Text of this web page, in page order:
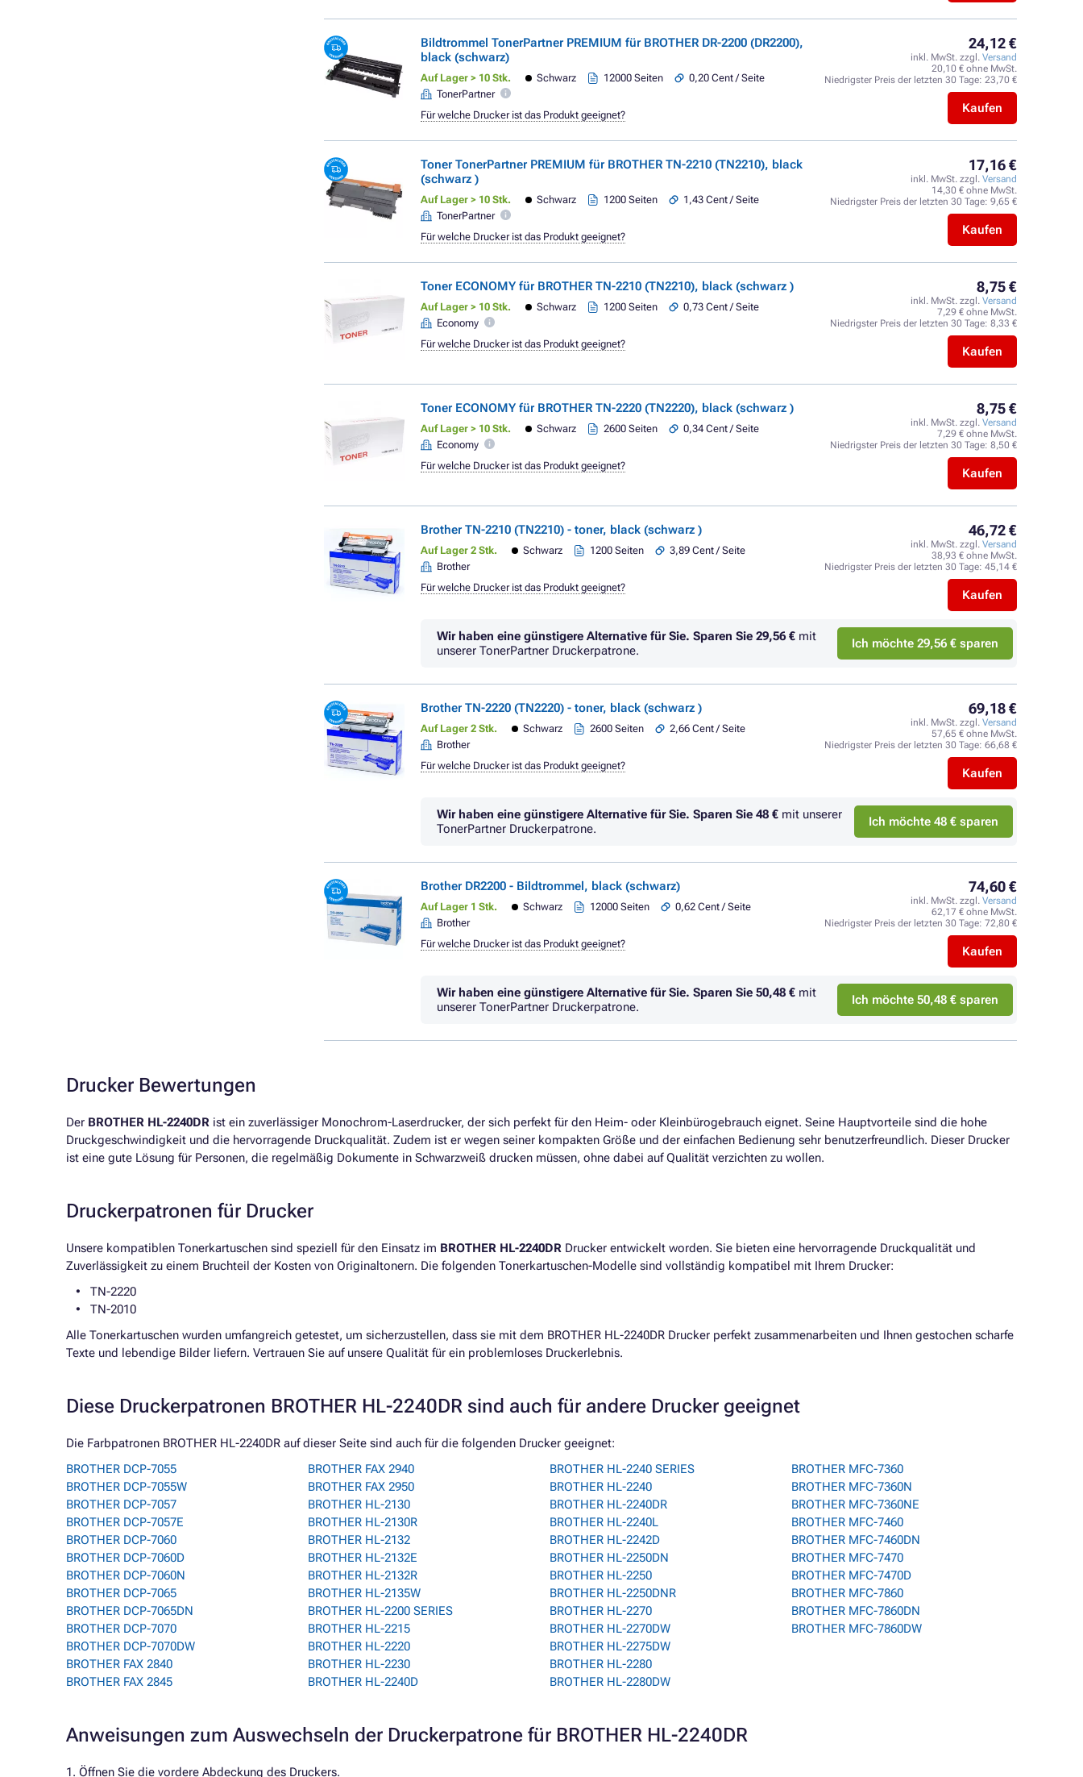
Bildtrommel TonerPartner PREMIUM für BROTHER DR-2200 (DR2200),
black (schwarz)
Auf Lager > 10 Stk. Schwarz 12000 Seiten
0,20 Cent / Seite
TonerPartner
24,12 €
inkl. MwSt. zzgl. Versand
20,10 € ohne MwSt.
Niedrigster Preis der letzten 30 Tage: 23,70 €
Kaufen
Für welche Drucker ist das Produkt geeignet?
Toner TonerPartner PREMIUM für BROTHER TN-2210 (TN2210), black
(schwarz )
Auf Lager > 10 Stk. Schwarz 1200 Seiten
1,43 Cent / Seite
TonerPartner
17,16 €
inkl. MwSt. zzgl. Versand
14,30 € ohne MwSt.
Niedrigster Preis der letzten 30 Tage: 9,65 €
Kaufen
Für welche Drucker ist das Produkt geeignet?
Toner ECONOMY für BROTHER TN-2210 (TN2210), black (schwarz )
Auf Lager > 10 Stk. Schwarz 1200 Seiten
0,73 Cent / Seite
Economy
8,75 €
inkl. MwSt. zzgl. Versand
7,29 € ohne MwSt.
Niedrigster Preis der letzten 30 Tage: 8,33 €
Kaufen
Für welche Drucker ist das Produkt geeignet?
Toner ECONOMY für BROTHER TN-2220 (TN2220), black (schwarz )
Auf Lager > 10 Stk. Schwarz 2600 Seiten
0,34 Cent / Seite
Economy
8,75 €
inkl. MwSt. zzgl. Versand
7,29 € ohne MwSt.
Niedrigster Preis der letzten 30 Tage: 8,50 €
Kaufen
Für welche Drucker ist das Produkt geeignet?
Brother TN-2210 (TN2210) - toner, black (schwarz )
Auf Lager 2 Stk. Schwarz 1200 Seiten
3,89 Cent / Seite
Brother
46,72 €
inkl. MwSt. zzgl. Versand
38,93 € ohne MwSt.
Niedrigster Preis der letzten 30 Tage: 45,14 €
Kaufen
Für welche Drucker ist das Produkt geeignet?
Wir haben eine günstigere Alternative für Sie. Sparen Sie 29,56 € mit
unserer TonerPartner Druckerpatrone.
Ich möchte 29,56 € sparen
Brother TN-2220 (TN2220) - toner, black (schwarz )
Auf Lager 2 Stk. Schwarz 2600 Seiten
2,66 Cent / Seite
Brother
69,18 €
inkl. MwSt. zzgl. Versand
57,65 € ohne MwSt.
Niedrigster Preis der letzten 30 Tage: 66,68 €
Kaufen
Für welche Drucker ist das Produkt geeignet?
Wir haben eine günstigere Alternative für Sie. Sparen Sie 48 € mit unserer
TonerPartner Druckerpatrone.
Ich möchte 48 € sparen
Brother DR2200 - Bildtrommel, black (schwarz)
Auf Lager 1 Stk. Schwarz 12000 Seiten
0,62 Cent / Seite
Brother
74,60 €
inkl. MwSt. zzgl. Versand
62,17 € ohne MwSt.
Niedrigster Preis der letzten 30 Tage: 72,80 €
Kaufen
Für welche Drucker ist das Produkt geeignet?
Wir haben eine günstigere Alternative für Sie. Sparen Sie 50,48 € mit
unserer TonerPartner Druckerpatrone.
Ich möchte 50,48 € sparen
Drucker Bewertungen
Der BROTHER HL-2240DR ist ein zuverlässiger Monochrom-Laserdrucker, der sich perfekt für den Heim- oder Kleinbürogebrauch eignet. Seine Hauptvorteile sind die hohe
Druckgeschwindigkeit und die hervorragende Druckqualität. Zudem ist er wegen seiner kompakten Größe und der einfachen Bedienung sehr benutzerfreundlich. Dieser Drucker
ist eine gute Lösung für Personen, die regelmäßig Dokumente in Schwarzweiß drucken müssen, ohne dabei auf Qualität verzichten zu wollen.
Druckerpatronen für Drucker
Unsere kompatiblen Tonerkartuschen sind speziell für den Einsatz im BROTHER HL-2240DR Drucker entwickelt worden. Sie bieten eine hervorragende Druckqualität und
Zuverlässigkeit zu einem Bruchteil der Kosten von Originaltonern. Die folgenden Tonerkartuschen-Modelle sind vollständig kompatibel mit Ihrem Drucker:
TN-2220
TN-2010
Alle Tonerkartuschen wurden umfangreich getestet, um sicherzustellen, dass sie mit dem BROTHER HL-2240DR Drucker perfekt zusammenarbeiten und Ihnen gestochen scharfe
Texte und lebendige Bilder liefern. Vertrauen Sie auf unsere Qualität für ein problemloses Druckerlebnis.
Diese Druckerpatronen BROTHER HL-2240DR sind auch für andere Drucker geeignet
Die Farbpatronen BROTHER HL-2240DR auf dieser Seite sind auch für die folgenden Drucker geeignet:
BROTHER DCP-7055
BROTHER DCP-7055W
BROTHER DCP-7057
BROTHER DCP-7057E
BROTHER DCP-7060
BROTHER DCP-7060D
BROTHER DCP-7060N
BROTHER DCP-7065
BROTHER DCP-7065DN
BROTHER DCP-7070
BROTHER DCP-7070DW
BROTHER FAX 2840
BROTHER FAX 2845
BROTHER FAX 2940
BROTHER FAX 2950
BROTHER HL-2130
BROTHER HL-2130R
BROTHER HL-2132
BROTHER HL-2132E
BROTHER HL-2132R
BROTHER HL-2135W
BROTHER HL-2200 SERIES
BROTHER HL-2215
BROTHER HL-2220
BROTHER HL-2230
BROTHER HL-2240D
BROTHER HL-2240 SERIES
BROTHER HL-2240
BROTHER HL-2240DR
BROTHER HL-2240L
BROTHER HL-2242D
BROTHER HL-2250DN
BROTHER HL-2250
BROTHER HL-2250DNR
BROTHER HL-2270
BROTHER HL-2270DW
BROTHER HL-2275DW
BROTHER HL-2280
BROTHER HL-2280DW
BROTHER MFC-7360
BROTHER MFC-7360N
BROTHER MFC-7360NE
BROTHER MFC-7460
BROTHER MFC-7460DN
BROTHER MFC-7470
BROTHER MFC-7470D
BROTHER MFC-7860
BROTHER MFC-7860DN
BROTHER MFC-7860DW
Anweisungen zum Auswechseln der Druckerpatrone für BROTHER HL-2240DR
1. Öffnen Sie die vordere Abdeckung des Druckers.